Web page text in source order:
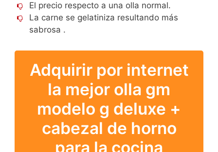
El precio respecto a una olla normal.
La carne se gelatiniza resultando más
sabrosa .
Adquirir por internet
la mejor olla gm
modelo g deluxe +
cabezal de horno
para la cocina